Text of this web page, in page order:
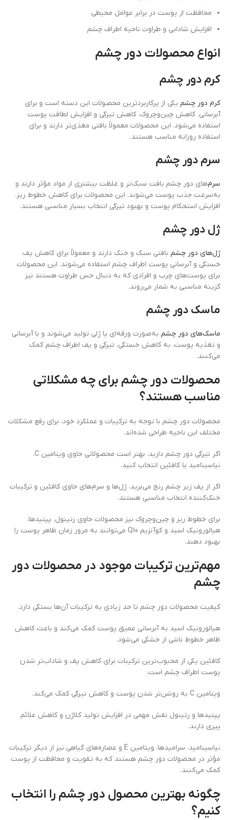
محافظت از پوست در برابر عوامل محیطی
افزایش شادابی و طراوت ناحیه اطراف چشم
انواع محصولات دور چشم
کرم دور چشم
کرم دور چشم یکی از پرکاربردترین محصولات این دسته است و برای
آبرسانی، کاهش چین‌وچروک، کاهش تیرگی و افزایش لطافت پوست
استفاده می‌شود. این محصولات معمولاً بافتی مغذی‌تر دارند و برای
استفاده روزانه مناسب هستند.
سرم دور چشم
سرم‌های دور چشم بافت سبک‌تر و غلظت بیشتری از مواد مؤثر دارند و
به‌سرعت جذب پوست می‌شوند. این محصولات برای کاهش خطوط ریز،
افزایش استحکام پوست و بهبود تیرگی انتخاب بسیار مناسبی هستند.
ژل دور چشم
ژل‌های دور چشم بافتی سبک و خنک دارند و معمولاً برای کاهش پف،
خستگی و آبرسانی پوست اطراف چشم استفاده می‌شوند. این محصولات
برای پوست‌های چرب و افرادی که به دنبال حس طراوت هستند نیز
گزینه مناسبی به شمار می‌روند.
ماسک دور چشم
ماسک‌های دور چشم به‌صورت ورقه‌ای یا ژلی تولید می‌شوند و با آبرسانی
و تغذیه پوست، به کاهش خستگی، تیرگی و پف اطراف چشم کمک
می‌کنند.
محصولات دور چشم برای چه مشکلاتی
مناسب هستند؟
محصولات دور چشم با توجه به ترکیبات و عملکرد خود، برای رفع مشکلات
مختلف این ناحیه طراحی شده‌اند.
اگر تیرگی دور چشم دارید، بهتر است محصولاتی حاوی ویتامین C،
نیاسینامید یا کافئین انتخاب کنید.
اگر از پف زیر چشم رنج می‌برید، ژل‌ها و سرم‌های حاوی کافئین و ترکیبات
خنک‌کننده انتخاب مناسبی هستند.
برای خطوط ریز و چین‌وچروک نیز محصولات حاوی رتینول، پپتیدها،
هیالورونیک اسید و کوآنزیم Q10 می‌توانند به مرور زمان ظاهر پوست را
بهبود دهند.
مهم‌ترین ترکیبات موجود در محصولات دور
چشم
کیفیت محصولات دور چشم تا حد زیادی به ترکیبات آن‌ها بستگی دارد.
هیالورونیک اسید به آبرسانی عمیق پوست کمک می‌کند و باعث کاهش
ظاهر خطوط ناشی از خشکی می‌شود.
کافئین یکی از محبوب‌ترین ترکیبات برای کاهش پف و شاداب‌تر شدن
پوست اطراف چشم است.
ویتامین C به روشن‌تر شدن پوست و کاهش تیرگی کمک می‌کند.
پپتیدها و رتینول نقش مهمی در افزایش تولید کلاژن و کاهش علائم
پیری دارند.
نیاسینامید، سرامیدها، ویتامین E و عصاره‌های گیاهی نیز از دیگر ترکیبات
مؤثر در محصولات دور چشم هستند که به تقویت و محافظت از پوست
کمک می‌کنند.
چگونه بهترین محصول دور چشم را انتخاب
کنیم؟